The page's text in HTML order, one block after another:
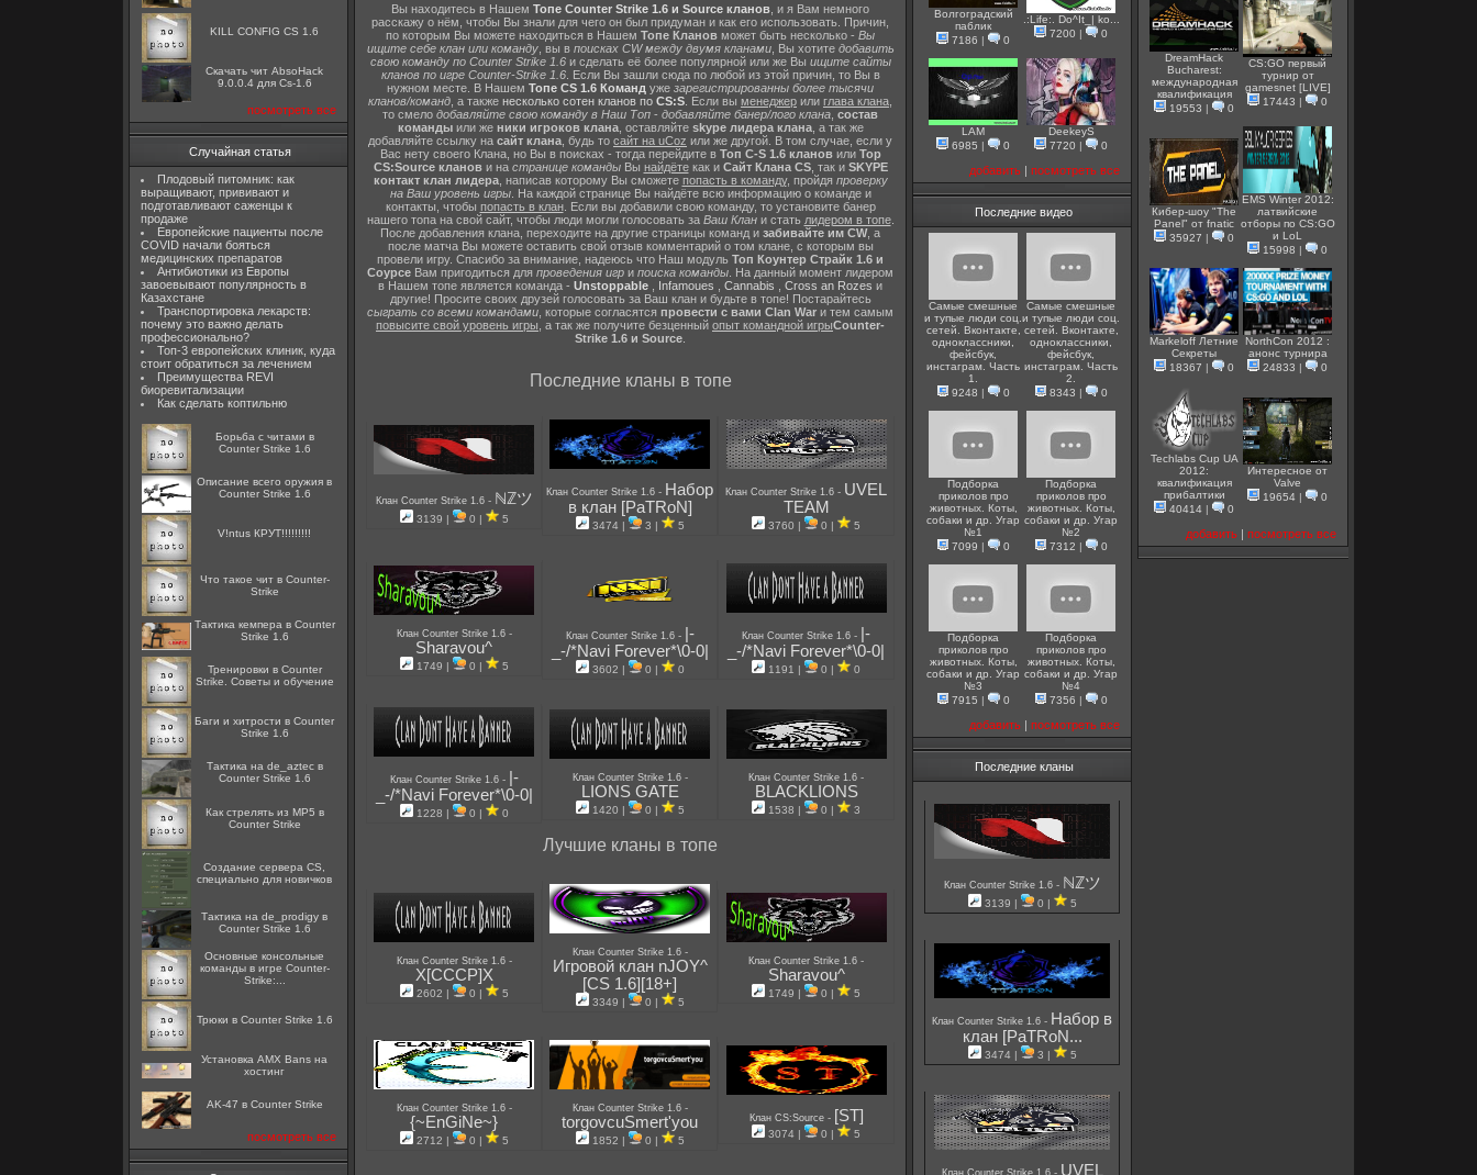
KILL CONFIG CS 1.6
Скачать чит AbsoHack
9.0.0.4 для Cs-1.6
посмотреть все
Случайная статья
Плодовый питомник: как
выращивают, прививают и
подготавливают саженцы к
продаже
Европейские пациенты после
COVID начали бояться
медицинских препаратов
Антибиотики из Европы
завоевывают популярность в
Казахстане
Транспортировка лекарств:
почему это важно делать
профессионально?
Топ-3 европейских клиник, куда
стоит обратиться за лечением
Преимущества REVI
биоревитализации
Как сделать коптильню
Борьба с читами в
Counter Strike 1.6
Описание всего оружия в
Counter Strike 1.6
V!ntus КРУТ!!!!!!!!!
Что такое чит в Counter-
Strike
Тактика кемпера в Counter
Strike 1.6
Тренировки в Counter
Strike. Советы и обучение
Баги и хитрости в Counter
Strike 1.6
Тактика на de_aztec в
Counter Strike 1.6
Как стрелять из MP5 в
Counter Strike
Создание сервера CS,
специально для новичков
Тактика на de_prodigy в
Counter Strike 1.6
Основные консольные
команды в игре Counter-
Strike:...
Трюки в Counter Strike 1.6
Установка AMX Bans на
хостинг
AK-47 в Counter Strike
посмотреть все
Вы находитесь в Нашем Топе Counter Strike 1.6 и Source кланов , и я Вам немного
расскажу о нём, чтобы Вы знали для чего он был придуман и как его использовать. Причин,
по которым Вы можете находиться в Нашем Топе Кланов может быть несколько - Вы
ищите себе клан или команду, вы в поисках CW между двумя кланами, Вы хотите добавить
свою команду по Counter Strike 1.6и сделать её более популярной или же Вы ищите сайты
кланов по игре Counter-Strike 1.6. Если Вы зашли сюда по любой из этой причин, то Вы в
нужном месте. В Нашем Топе CS 1.6 Команд уже зарегистрированны более тысячи
кланов/команд , а также несколько сотен кланов по CS:S . Если вы менеджер или глава клана
то смело добавляйте свою команду в Наш Топ - добавляйте банер/лого клана состав
команды или же ники игроков клана, оставляйте skype лидера клана, а так же
добавляйте ссылку на сайт клана , будь то сайт на uCoz или же другой. В том случае, если у
Вас нету своего Клана, но Вы в поисках - тогда перейдите в Топ C-S 1.6 клановили Top
CS:Source кланови на странице командыВы найдётекак и Сайт Клана CS, так и SKYPE
контакт клан лидера, написав которому Вы сможете попасть в команду, пройдя проверку
на Ваш уровень игры. На каждой странице Вы найдёте всю информацию о команде и
контакты, чтобы попасть в клан. Если вы добавили свою команду, то установите банер
нашего топа на свой сайт, чтобы люди могли голосовать за Ваш Клани стать лидером в топе.
После добавления клана, переходите на другие страницы команд и забивайте им CW, а
после матча Вы можете оставить свой отзыв комментарий о том клане, с которым вы
провели игру. Спасибо за внимание, надеюсь что Наш модуль Топ Коунтер Страйк 1.6 и
Соурсе Вам пригодиться для проведения игр и поиска команды . На данный момент лидером
в Нашем топе является команда - Unstoppable Infamoues Cannabis Cross an Rozes и
другие! Просите своих друзей голосовать за Ваш клан и будьте в топе! Постарайтесь
сыграть со всеми командами , которые согласятся провести с вами Clan War и тем самым
повысите свой уровень игры , а так же получите безценный опыт командной игрыCounter-
Strike 1.6 и Source
Последние кланы в топе
Клан Counter Strike 1.6 - ℕℤツ
3139 | 0 | 5
Клан Counter Strike 1.6 - Набор
в клан [PaTRoN]
3474 | 3 | 5
Клан Counter Strike 1.6 - UVEL
TEAM
3760 | 0 | 5
Клан Counter Strike 1.6 -
Sharavou^
1749 | 0 | 5
Клан Counter Strike 1.6 -
|-
_-/*Navi Forever*\0-0|
3602 | 0 | 0
Клан Counter Strike 1.6 -
|-
_-/*Navi Forever*\0-0|
1191 | 0 | 0
Клан Counter Strike 1.6 -
|-
_-/*Navi Forever*\0-0|
1228 | 0 | 0
Клан Counter Strike 1.6 -
LIONS GATE
1420 | 0 | 5
Клан Counter Strike 1.6 -
BLACKLIONS
1538 | 0 | 3
Лучшие кланы в топе
Клан Counter Strike 1.6 -
X[CCCP]X
2602 | 0 | 5
Клан Counter Strike 1.6 -
Игровой клан nJOY^
[CS 1.6][18+]
3349 | 0 | 5
Клан Counter Strike 1.6 -
Sharavou^
1749 | 0 | 5
Клан Counter Strike 1.6 -
{~EnGiNe~}
2712 | 0 | 5
Клан Counter Strike 1.6 -
torgovcuSmert'you
1852 | 0 | 5
Клан CS:Source - [ST]
3074 | 0 | 5
Волгоградский
паблик
7186 | 0
.:Life:. Do^It_| ko...
7200 | 0
LAM
6985 | 0
DeekeyS
7720 | 0
добавить | посмотреть все
Последние видео
Самые смешные
и тупые люди соц.
сетей. Вконтакте,
одноклассники,
фейсбук,
инстаграм. Часть
1.
9248 | 0
Самые смешные
и тупые люди соц.
сетей. Вконтакте,
одноклассники,
фейсбук,
инстаграм. Часть
2.
8343 | 0
Подборка
приколов про
животных. Коты,
собаки и др. Угар
№1
7099 | 0
Подборка
приколов про
животных. Коты,
собаки и др. Угар
№2
7312 | 0
Подборка
приколов про
животных. Коты,
собаки и др. Угар
№3
7915 | 0
Подборка
приколов про
животных. Коты,
собаки и др. Угар
№4
7356 | 0
добавить | посмотреть все
Последние кланы
Клан Counter Strike 1.6 - ℕℤツ
3139 | 0 | 5
Клан Counter Strike 1.6 - Набор в
клан [PaTRoN...
3474 | 3 | 5
Клан Counter Strike 1.6 - UVEL
DreamHack
Bucharest:
международная
квалификация
19553 | 0
CS:GO первый
турнир от
gamesnet [LIVE]
17443 | 0
Кибер-шоу "The
Panel" от fnatic
35927 | 0
EMS Winter 2012:
латвийские
отборы по CS:GO
и LoL
15998 | 0
Markeloff Летние
Секреты
18367 | 0
NorthCon 2012 :
анонс турнира
24833 | 0
Techlabs Cup UA
2012:
квалификация
прибалтики
40414 | 0
Интересное от
Valve
19654 | 0
добавить | посмотреть все